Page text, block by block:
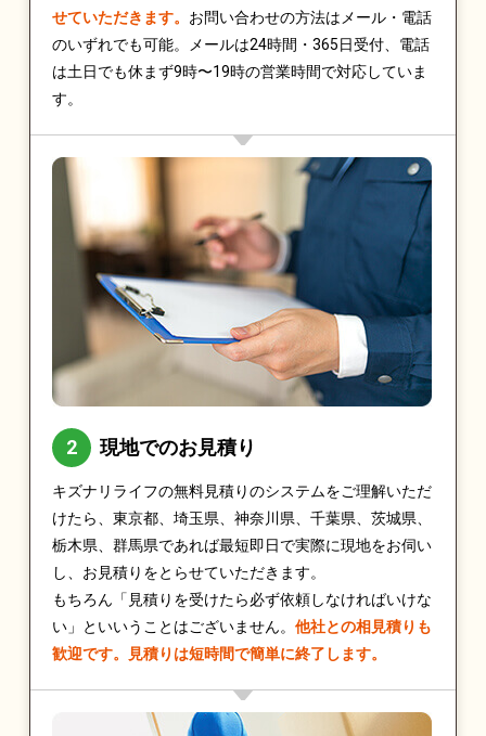
せていただきます。 お問い合わせの方法はメール・電話
のいずれでも可能。メールは24時間・365日受付、電話
は土日でも休まず9時〜19時の営業時間で対応していま
す。
現地でのお見積り
キズナリライフの無料見積りのシステムをご理解いただ
けたら、東京都、埼玉県、神奈川県、千葉県、茨城県、
栃木県、群馬県であれば最短即日で実際に現地をお伺い
し、お見積りをとらせていただきます。
もちろん「見積りを受けたら必ず依頼しなければいけな
い」といいうことはございません。 他社との相見積りも
歓迎です。見積りは短時間で簡単に終了します。